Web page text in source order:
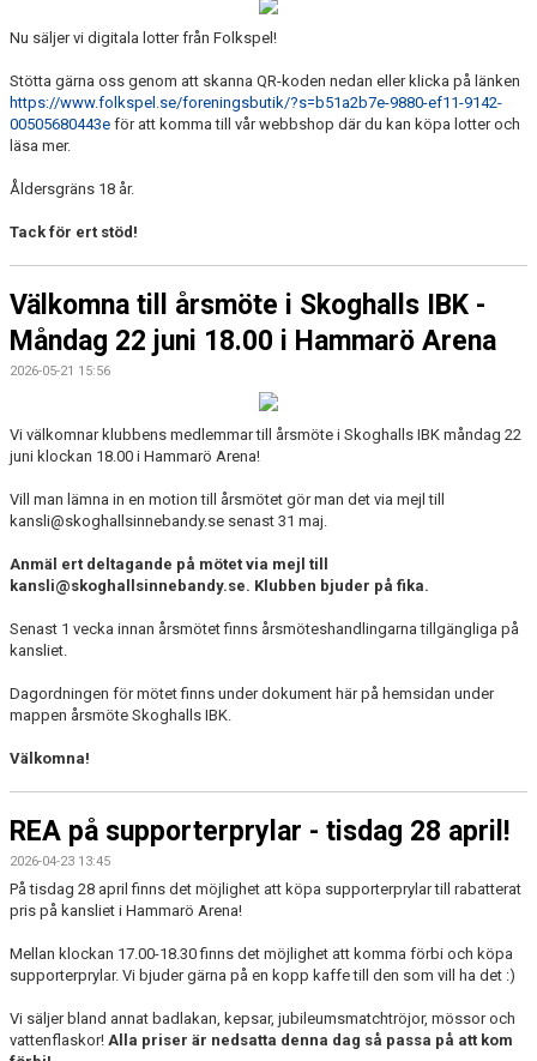
Nu säljer vi digitala lotter från Folkspel!
Stötta gärna oss genom att skanna QR-koden nedan eller klicka på länken
https://www.folkspel.se/foreningsbutik/?s=b51a2b7e-9880-ef11-9142-
00505680443e för att komma till vår webbshop där du kan köpa lotter och
läsa mer.
Åldersgräns 18 år.
Tack för ert stöd!
Välkomna till årsmöte i Skoghalls IBK -
Måndag 22 juni 18.00 i Hammarö Arena
2026-05-21 15:56
Vi välkomnar klubbens medlemmar till årsmöte i Skoghalls IBK måndag 22
juni klockan 18.00 i Hammarö Arena!
Vill man lämna in en motion till årsmötet gör man det via mejl till
kansli@skoghallsinnebandy.se senast 31 maj.
Anmäl ert deltagande på mötet via mejl till
kansli@skoghallsinnebandy.se. Klubben bjuder på fika.
Senast 1 vecka innan årsmötet finns årsmöteshandlingarna tillgängliga på
kansliet.
Dagordningen för mötet finns under dokument här på hemsidan under
mappen årsmöte Skoghalls IBK.
Välkomna!
REA på supporterprylar - tisdag 28 april!
2026-04-23 13:45
På tisdag 28 april finns det möjlighet att köpa supporterprylar till rabatterat
pris på kansliet i Hammarö Arena!
Mellan klockan 17.00-18.30 finns det möjlighet att komma förbi och köpa
supporterprylar. Vi bjuder gärna på en kopp kaffe till den som vill ha det :)
Vi säljer bland annat badlakan, kepsar, jubileumsmatchtröjor, mössor och
vattenflaskor! Alla priser är nedsatta denna dag så passa på att kom